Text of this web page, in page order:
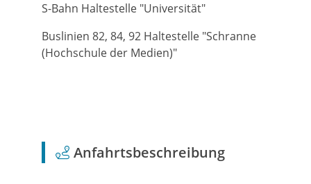
S-Bahn Haltestelle "Universität"
Buslinien 82, 84, 92 Haltestelle "Schranne
(Hochschule der Medien)"
Anfahrtsbeschreibung